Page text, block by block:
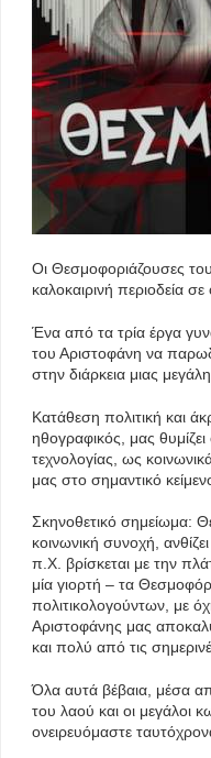
Οι Θεσμοφοριάζουσες
καλοκαιρινή περιοδεία
Ένα από τα τρία έργα
του Αριστοφάνη να
στην διάρκεια μιας
Κατάθεση πολιτική και
ηθογραφικός, μας
τεχνολογίας, ως
μας στο σημαντικό
Σκηνοθετικό σημείωμα:
κοινωνική συνοχή,
π.Χ. βρίσκεται με την
μία γιορτή – τα
πολιτικολογούντων, με
Αριστοφάνης μας
και πολύ από τις
Όλα αυτά βέβαια, μέσα
του λαού και οι μεγάλοι
ονειρευόμαστε